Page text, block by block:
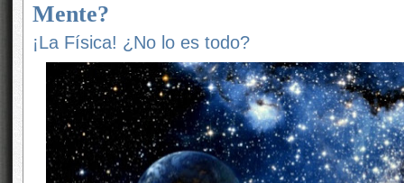
Mente?
¡La Física! ¿No lo es todo?